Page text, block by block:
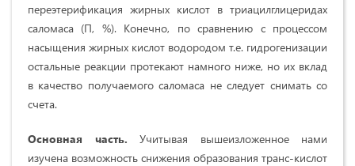
переэтерификация жирных кислот в триацилглицеридах
саломаса (П, %). Конечно, по сравнению с процессом
насыщения жирных кислот водородом т.е. гидрогенизации
остальные реакции протекают намного ниже, но их вклад
в качество получаемого саломаса не следует снимать со
счета.
Основная часть. Учитывая вышеизложенное нами
изучена возможность снижения образования транс-кислот